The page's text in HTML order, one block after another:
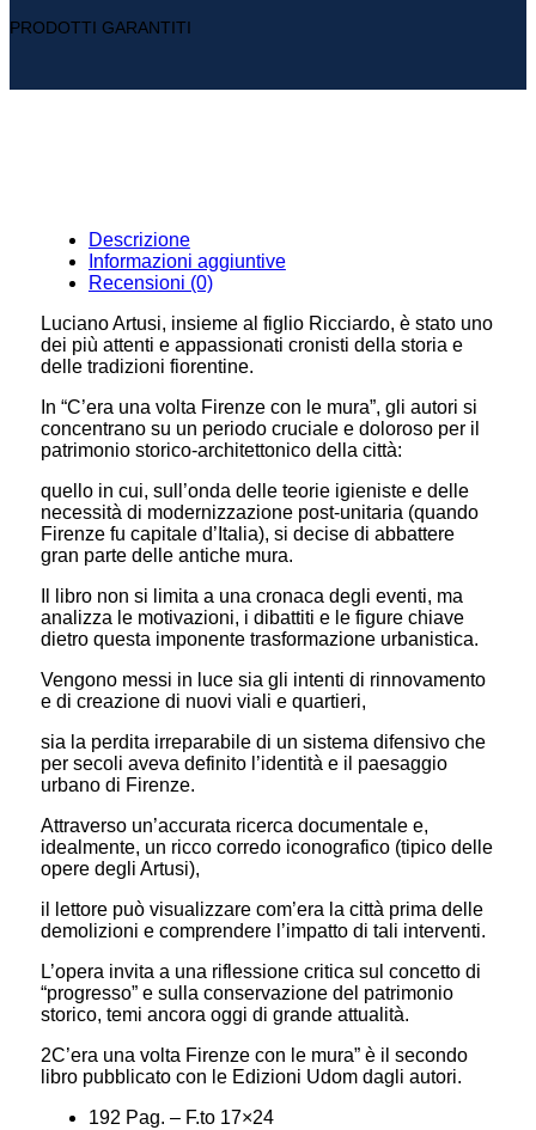
PRODOTTI GARANTITI
Descrizione
Informazioni aggiuntive
Recensioni (0)
Luciano Artusi, insieme al figlio Ricciardo, è stato uno
dei più attenti e appassionati cronisti della storia e
delle tradizioni fiorentine.
In “C’era una volta Firenze con le mura”, gli autori si
concentrano su un periodo cruciale e doloroso per il
patrimonio storico-architettonico della città:
quello in cui, sull’onda delle teorie igieniste e delle
necessità di modernizzazione post-unitaria (quando
Firenze fu capitale d’Italia), si decise di abbattere
gran parte delle antiche mura.
Il libro non si limita a una cronaca degli eventi, ma
analizza le motivazioni, i dibattiti e le figure chiave
dietro questa imponente trasformazione urbanistica.
Vengono messi in luce sia gli intenti di rinnovamento
e di creazione di nuovi viali e quartieri,
sia la perdita irreparabile di un sistema difensivo che
per secoli aveva definito l’identità e il paesaggio
urbano di Firenze.
Attraverso un’accurata ricerca documentale e,
idealmente, un ricco corredo iconografico (tipico delle
opere degli Artusi),
il lettore può visualizzare com’era la città prima delle
demolizioni e comprendere l’impatto di tali interventi.
L’opera invita a una riflessione critica sul concetto di
“progresso” e sulla conservazione del patrimonio
storico, temi ancora oggi di grande attualità.
2C’era una volta Firenze con le mura” è il secondo
libro pubblicato con le Edizioni Udom dagli autori.
192 Pag. – F.to 17×24